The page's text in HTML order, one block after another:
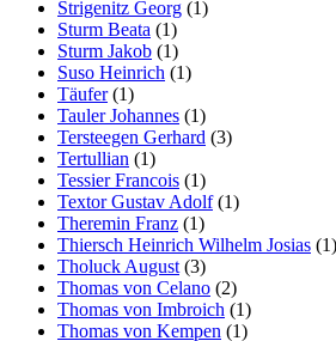
Strigenitz Georg (1)
Sturm Beata (1)
Sturm Jakob (1)
Suso Heinrich (1)
Täufer(1)
Tauler Johannes (1)
Tersteegen Gerhard (3)
Tertullian (1)
Tessier Francois (1)
Textor Gustav Adolf(1)
Theremin Franz (1)
Thiersch Heinrich Wilhelm Josias (1)
Tholuck August (3)
Thomas von Celano (2)
Thomas von Imbroich (1)
Thomas von Kempen (1)